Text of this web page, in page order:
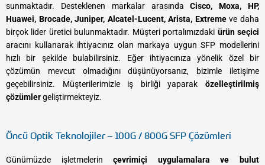
sunmaktadır. Desteklenen markalar arasındaCisco, Moxa, HP,
Huawei, Brocade, Juniper, Alcatel-Lucent, Arista, Extremeve daha
birçok lider üretici bulunmaktadır. Müşteri portalımızdaki ürün seçici
aracını kullanarak ihtiyacınız olan markaya uygun SFP modellerini
hızlı bir şekilde bulabilirsiniz. Eğer ihtiyacınıza yönelik özel bir
çözümün mevcut olmadığını düşünüyorsanız, bizimle iletişime
geçebilirsiniz. Müşterilerimizle iş birliği yaparak özelleştirilmiş
çözümlergeliştirmekteyiz.
Öncü Optik Teknolojiler – 100G / 800G SFP Çözümleri
Günümüzde işletmelerinçevrimiçi uygulamalara ve bulut